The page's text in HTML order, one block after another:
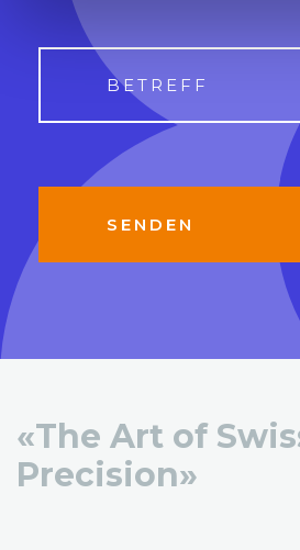
«The Art of
Precision»